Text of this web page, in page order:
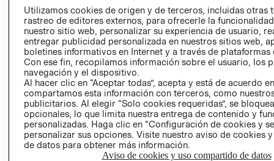
PETICIONES
QUEJAS Y
RECLAMOS
Colombia ($)
CAMBIAR REGIÓN
Utilizamos cookies de origen y de terceros, incluidas otras
rastreo de editores externos, para ofrecerle la
nuestro sitio web, personalizar su experiencia de usuario,
entregar publicidad personalizada en nuestros sitios web,
boletines informativos en Internet y a través de plataformas
Con ese fin, recopilamos información sobre el usuario, los
navegación y el dispositivo.
Al hacer clic en “Aceptar todas”, acepta y está de acuerdo
compartamos esta información con terceros, como
publicitarios. Al elegir “Solo cookies requeridas”, se
opcionales, lo que limita nuestra entrega de contenido y
personalizadas. Haga clic en “Configuración de cookies y
personalizar sus opciones. Visite nuestro aviso de cookies
de datos para obtener más información.
Aviso de cookies y uso compartido de datos